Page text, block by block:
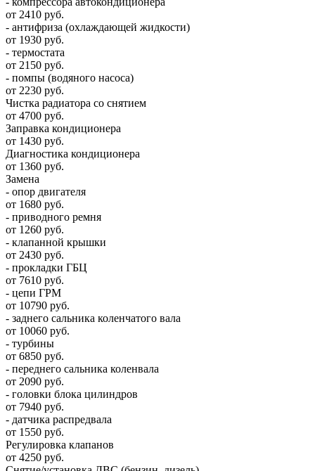
от 2410 руб.
- антифриза (охлаждающей жидкости)
от 1930 руб.
- термостата
от 2150 руб.
- помпы (водяного насоса)
от 2230 руб.
Чистка радиатора со снятием
от 4700 руб.
Заправка кондиционера
от 1430 руб.
Диагностика кондиционера
от 1360 руб.
Замена
- опор двигателя
от 1680 руб.
- приводного ремня
от 1260 руб.
- клапанной крышки
от 2430 руб.
- прокладки ГБЦ
от 7610 руб.
- цепи ГРМ
от 10790 руб.
- заднего сальника коленчатого вала
от 10060 руб.
- турбины
от 6850 руб.
- переднего сальника коленвала
от 2090 руб.
- головки блока цилиндров
от 7940 руб.
- датчика распредвала
от 1550 руб.
Регулировка клапанов
от 4250 руб.